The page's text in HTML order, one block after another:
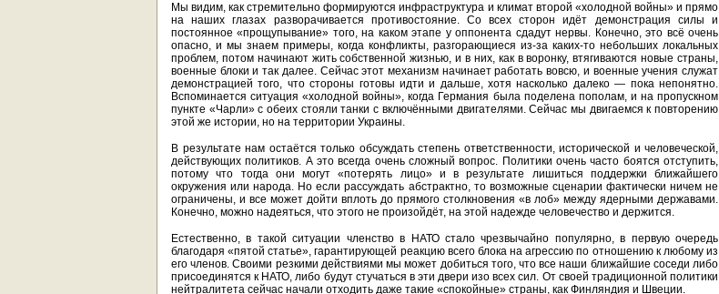
Мы видим, как стремительно формируются инфраструктура и климат второй «холодной войны» и прямо
на наших глазах разворачивается противостояние. Со всех сторон идёт демонстрация силы и
постоянное «прощупывание» того, на каком этапе у оппонента сдадут нервы. Конечно, это всё очень
опасно, и мы знаем примеры, когда конфликты, разгорающиеся из-за каких-то небольших локальных
проблем, потом начинают жить собственной жизнью, и в них, как в воронку, втягиваются новые страны,
военные блоки и так далее. Сейчас этот механизм начинает работать вовсю, и военные учения служат
демонстрацией того, что стороны готовы идти и дальше, хотя насколько далеко — пока непонятно.
Вспоминается ситуация «холодной войны», когда Германия была поделена пополам, и на пропускном
пункте «Чарли» с обеих стояли танки с включёнными двигателями. Сейчас мы двигаемся к повторению
этой же истории, но на территории Украины.
В результате нам остаётся только обсуждать степень ответственности, исторической и человеческой,
действующих политиков. А это всегда очень сложный вопрос. Политики очень часто боятся отступить,
потому что тогда они могут «потерять лицо» и в результате лишиться поддержки ближайшего
окружения или народа. Но если рассуждать абстрактно, то возможные сценарии фактически ничем не
ограничены, и все может дойти вплоть до прямого столкновения «в лоб» между ядерными державами.
Конечно, можно надеяться, что этого не произойдёт, на этой надежде человечество и держится.
Естественно, в такой ситуации членство в НАТО стало чрезвычайно популярно, в первую очередь
благодаря «пятой статье», гарантирующей реакцию всего блока на агрессию по отношению к любому из
его членов. Своими резкими действиями мы может добиться того, что все наши ближайшие соседи либо
присоединятся к НАТО, либо будут стучаться в эти двери изо всех сил. От своей традиционной политики
нейтралитета сейчас начали отходить даже такие «спокойные» страны, как Финляндия и Швеции.